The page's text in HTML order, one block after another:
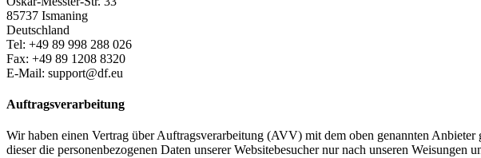
85737 Ismaning
Deutschland
Tel: +49 89 998 288 026
Fax: +49 89 1208 8320
E-Mail: support@df.eu
Auftragsverarbeitung
Wir haben einen Vertrag über Auftragsverarbeitung (AVV) mit dem oben genannten
dieser die personenbezogenen Daten unserer Websitebesucher nur nach unseren